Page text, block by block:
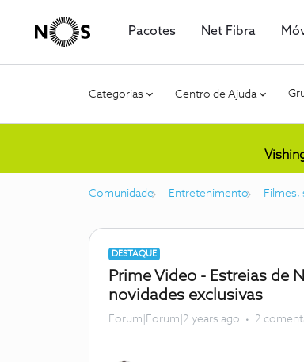
Pacotes Net Fibra
Categorias Centro de Ajuda
Comunidade Entretenimento Filmes,
DESTAQUE
Prime Video - Estreias de
novidades exclusivas
Forum|Forum|2 years ago 2